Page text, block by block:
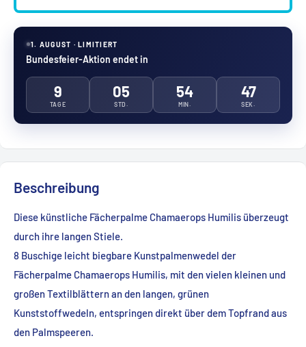
1. AUGUST · LIMITIERT
Bundesfeier-Aktion endet in
9
TAGE
05
STD.
54
MIN.
46
SEK.
Beschreibung
Diese künstliche Fächerpalme Chamaerops Humilis überzeugt
durch ihre langen Stiele.
8 Buschige leicht biegbare Kunstpalmenwedel der
Fächerpalme Chamaerops Humilis, mit den vielen kleinen und
großen Textilblättern an den langen, grünen
Kunststoffwedeln, entspringen direkt über dem Topfrand aus
den Palmspeeren.